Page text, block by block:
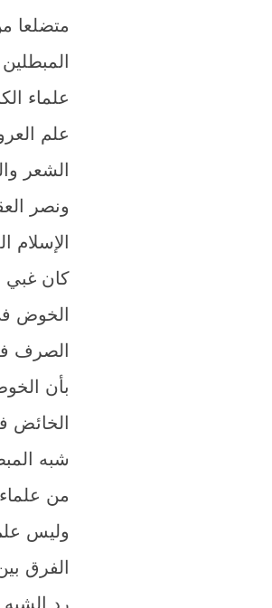
متضلعا
علماء
علم
الشعر
ونصر
كان غبي
الخوض
الصرف
بأن
الخائض
شبه
من
وليس
الفرق
رد